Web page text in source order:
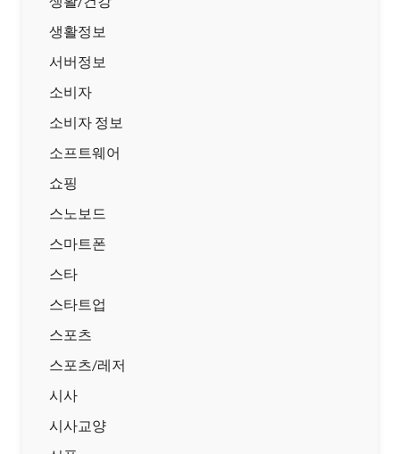
생활정보
서버정보
소비자
소비자 정보
소프트웨어
쇼핑
스노보드
스마트폰
스타
스타트업
스포츠
스포츠/레저
시사
시사교양